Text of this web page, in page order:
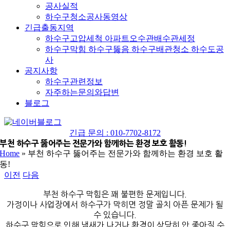
공사실적
하수구청소공사동영상
긴급출동지역
하수구고압세척 아파트오수관배수관세정
하수구막힘 하수구뚫음 하수구배관청소 하수도공
사
공지사항
하수구관련정보
자주하는문의와답변
블로그
네
버
블
로
그
긴급 문의 : 010-7702-8172
부천 하수구 뚫어주는 전문가와 함께하는 환경 보호 활동!
Home » 부천 하수구 뚫어주는 전문가와 함께하는 환경 보호 활
동!
이전 다음
부천 하수구 막힘은 꽤 불편한 문제입니다.
가정이나 사업장에서 하수구가 막히면 정말 골치 아픈 문제가 될
수 있습니다.
하수구 막힘으로 인해 냄새가 나거나 환경이 상당히 안 좋아질 수